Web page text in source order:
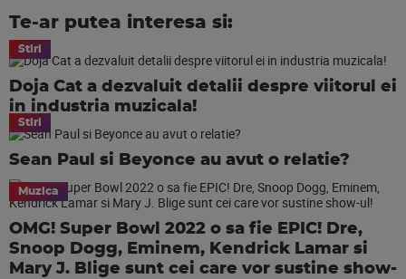
Te-ar putea interesa si:
Stiri
Doja Cat a dezvaluit detalii despre viitorul ei
in industria muzicala!
Stiri
Sean Paul si Beyonce au avut o relatie?
Muzica
OMG! Super Bowl 2022 o sa fie EPIC! Dre,
Snoop Dogg, Eminem, Kendrick Lamar si
Mary J. Blige sunt cei care vor sustine show-